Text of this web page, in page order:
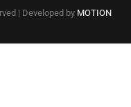
| Developed by MOTION